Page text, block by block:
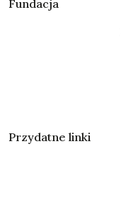
Fundacja
Przydatne linki